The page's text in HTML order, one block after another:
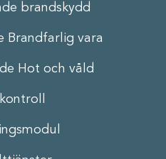
brandskydd
Brandfarlig vara
Hot och våld